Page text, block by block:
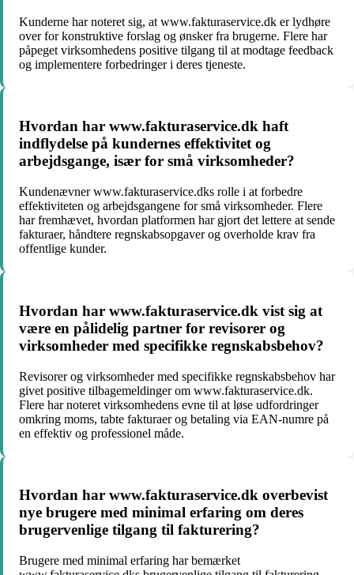
Kunderne har noteret sig, at www.fakturaservice.dk er lydhøre
over for konstruktive forslag og ønsker fra brugerne. Flere har
påpeget virksomhedens positive tilgang til at modtage feedback
og implementere forbedringer i deres tjeneste.
Hvordan har www.fakturaservice.dk haft
indflydelse på kundernes effektivitet og
arbejdsgange, især for små virksomheder?
Kundenævner www.fakturaservice.dks rolle i at forbedre
effektiviteten og arbejdsgangene for små virksomheder. Flere
har fremhævet, hvordan platformen har gjort det lettere at sende
fakturaer, håndtere regnskabsopgaver og overholde krav fra
offentlige kunder.
Hvordan har www.fakturaservice.dk vist sig at
være en pålidelig partner for revisorer og
virksomheder med specifikke regnskabsbehov?
Revisorer og virksomheder med specifikke regnskabsbehov har
givet positive tilbagemeldinger om www.fakturaservice.dk.
Flere har noteret virksomhedens evne til at løse udfordringer
omkring moms, tabte fakturaer og betaling via EAN-numre på
en effektiv og professionel måde.
Hvordan har www.fakturaservice.dk overbevist
nye brugere med minimal erfaring om deres
brugervenlige tilgang til fakturering?
Brugere med minimal erfaring har bemærket